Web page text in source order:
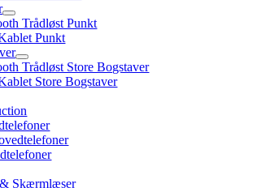
Trådløst Punkt
Punkt
Trådløst Store Bogstaver
Store Bogstaver
& Skærmlæser